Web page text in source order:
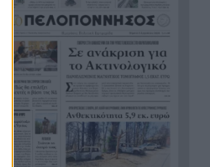
Το Ιράν στέλνει μήνυμα στον
Κόλπο: «Φρενάρετε τον Τραμπ
ή θα πληγούν κρίσιμες
υποδομές»
19:24 «Ευγενικός, ακέραιος και
ανακοίνωση της οικογένειας
της 38χρονης Βρετανίδας
Ελίζαμπεθ Ρος